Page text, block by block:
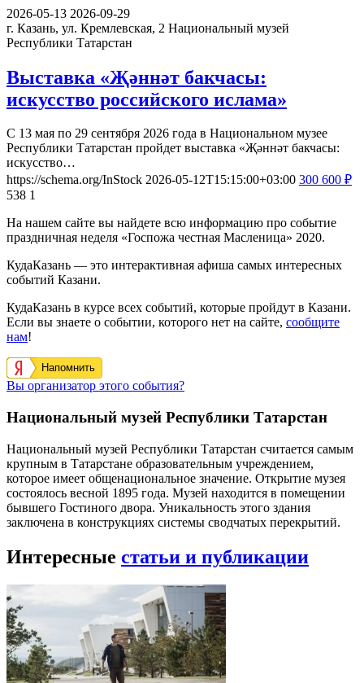
2026-05-13 2026-09-29
г. Казань, ул. Кремлевская, 2 Национальный музей
Республики Татарстан
Выставка «Җәннәт бакчасы:
искусство российского ислама»
С 13 мая по 29 сентября 2026 года в Национальном музее
Республики Татарстан пройдет выставка «Җәннәт бакчасы:
искусство…
https://schema.org/InStock 2026-05-12T15:15:00+03:00 300 600 ₽
538 1
На нашем сайте вы найдете всю информацию про событие
праздничная неделя «Госпожа честная Масленица» 2020.
КудаКазань — это интерактивная афиша самых интересных
событий Казани.
КудаКазань в курсе всех событий, которые пройдут в Казани.
Если вы знаете о событии, которого нет на сайте, сообщите
нам!
Напомнить
Вы организатор этого события?
Национальный музей Республики Татарстан
Национальный музей Республики Татарстан считается самым
крупным в Татарстане образовательным учреждением,
которое имеет общенациональное значение. Открытие музея
состоялось весной 1895 года. Музей находится в помещении
бывшего Гостиного двора. Уникальность этого здания
заключена в конструкциях системы сводчатых перекрытий.
Интересные статьи и публикации